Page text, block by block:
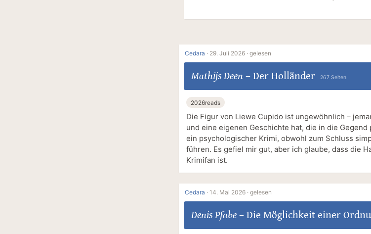
Cedara · 29. Juli 2026 · gelesen
Mathijs Deen – Der Holländer 267 Seiten
2026reads
Die Figur von Liewe Cupido ist ungewöhnlich –
und eine eigenen Geschichte hat, die in die
ein psychologischer Krimi, obwohl zum Schluss
führen. Es gefiel mir gut, aber ich glaube, dass die
Krimifan ist.
Cedara · 14. Mai 2026 · gelesen
Denis Pfabe– Die Möglichkeit einer